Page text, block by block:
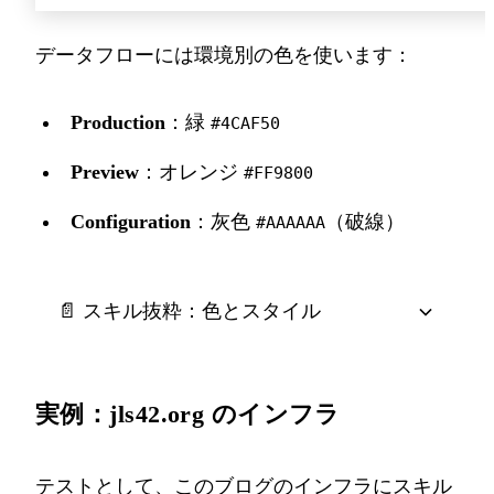
データフローには環境別の色を使います：
Production ：緑 #4CAF50
Preview ：オレンジ #FF9800
Configuration ：灰色 #AAAAAA （破線）
📄 スキル抜粋：色とスタイル
実例：jls42.org のインフラ
テストとして、このブログのインフラにスキル